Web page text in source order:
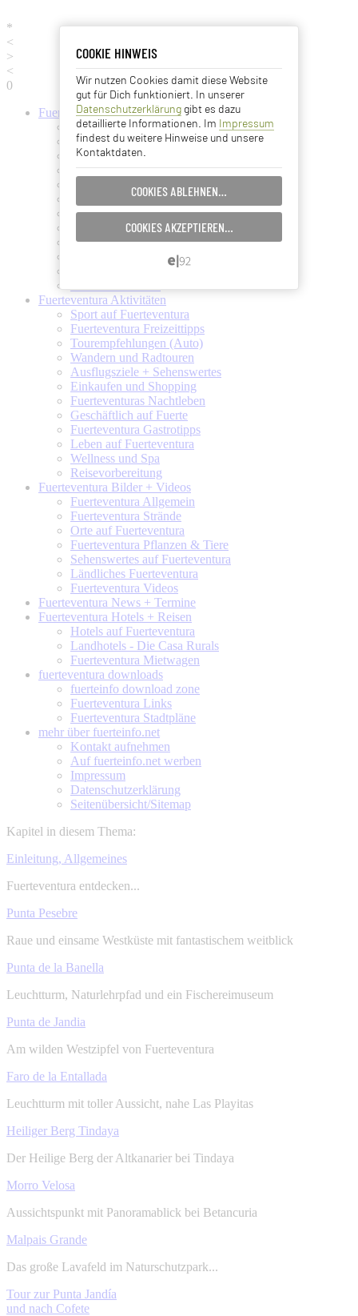
COOKIE HINWEIS
Wir nutzen Cookies damit diese Website
gut für Dich funktioniert. In unserer
Datenschutzerklärung gibt es dazu
detaillierte Informationen. Im Impressum
findest du weitere Hinweise und unsere
Kontaktdaten.
COOKIES ABLEHNEN…
COOKIES AKZEPTIEREN…
Essentielle Cookies
Analyse Cookies
EINSTELLUNGEN SPEICHERN…
ABBRECHEN…
*
<
>
<
0
FuerteventuraInformationen
Fuerteventura (Startseite)
Fuerteventura Wetter + Klima
Ortschaften auf Fuerteventura
Strände auf Fuerteventura
Pflanzen und Tiere auf Fuerte
Fuertes Kunst und Kultur
Verkehrsmittel (Taxi, Bus, Fähre)
Flughafen Fuerteventura
Ämter und Services auf Fuerte
Essen und Trinken auf Fuerte
Ärzte auf Fuerteventura
Fuerteventura Aktivitäten
Sport auf Fuerteventura
Fuerteventura Freizeittipps
Tourempfehlungen (Auto)
Wandern und Radtouren
Ausflugsziele + Sehenswertes
Einkaufen und Shopping
Fuerteventuras Nachtleben
Geschäftlich auf Fuerte
Fuerteventura Gastrotipps
Leben auf Fuerteventura
Wellness und Spa
Reisevorbereitung
Fuerteventura Bilder + Videos
Fuerteventura Allgemein
Fuerteventura Strände
Orte auf Fuerteventura
Fuerteventura Pflanzen & Tiere
Sehenswertes auf Fuerteventura
Ländliches Fuerteventura
Fuerteventura Videos
Fuerteventura News + Termine
Fuerteventura Hotels + Reisen
Hotels auf Fuerteventura
Landhotels - Die Casa Rurals
Fuerteventura Mietwagen
fuerteventura downloads
fuerteinfo download zone
Fuerteventura Links
Fuerteventura Stadtpläne
mehr über fuerteinfo.net
Kontakt aufnehmen
Auf fuerteinfo.net werben
Impressum
Datenschutzerklärung
Seitenübersicht/Sitemap
Kapitel in diesem Thema:
Einleitung, Allgemeines
Fuerteventura entdecken...
Punta Pesebre
Raue und einsame Westküste mit fantastischem weitblick
Punta de la Banella
Leuchtturm, Naturlehrpfad und ein Fischereimuseum
Punta de Jandia
Am wilden Westzipfel von Fuerteventura
Faro de la Entallada
Leuchtturm mit toller Aussicht, nahe Las Playitas
Heiliger Berg Tindaya
Der Heilige Berg der Altkanarier bei Tindaya
Morro Velosa
Aussichtspunkt mit Panoramablick bei Betancuria
Malpais Grande
Das große Lavafeld im Naturschutzpark...
Tour zur Punta Jandía
und nach Cofete